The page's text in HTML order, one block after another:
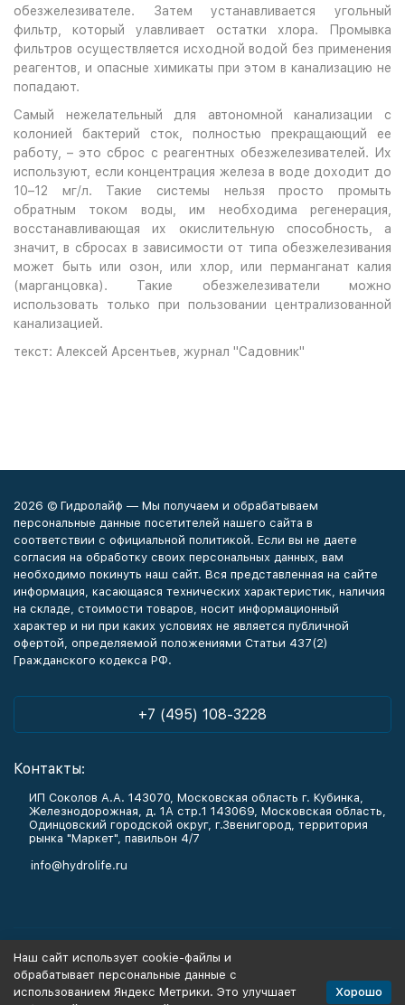
обезжелезивателе. Затем устанавливается угольный
фильтр, который улавливает остатки хлора. Промывка
фильтров осуществляется исходной водой без применения
реагентов, и опасные химикаты при этом в канализацию не
попадают.
Самый нежелательный для автономной канализации с
колонией бактерий сток, полностью прекращающий ее
работу, – это сброс с реагентных обезжелезивателей. Их
используют, если концентрация железа в воде доходит до
10–12 мг/л. Такие системы нельзя просто промыть
обратным током воды, им необходима регенерация,
восстанавливающая их окислительную способность, а
значит, в сбросах в зависимости от типа обезжелезивания
может быть или озон, или хлор, или перманганат калия
(марганцовка). Такие обезжелезиватели можно
использовать только при пользовании централизованной
канализацией.
текст: Алексей Арсентьев, журнал "Садовник"
2026 © Гидролайф — Мы получаем и обрабатываем
персональные данные посетителей нашего сайта в
соответствии с официальной политикой. Если вы не даете
согласия на обработку своих персональных данных, вам
необходимо покинуть наш сайт. Вся представленная на сайте
информация, касающаяся технических характеристик, наличия
на складе, стоимости товаров, носит информационный
характер и ни при каких условиях не является публичной
офертой, определяемой положениями Статьи 437(2)
Гражданского кодекса РФ.
+7 (495) 108-3228
Контакты:
ИП Соколов А.А. 143070, Московская область г. Кубинка,
Железнодорожная, д. 1А стр.1 143069, Московская область,
Одинцовский городской округ, г.Звенигород, территория
рынка "Маркет", павильон 4/7
info@hydrolife.ru
Информация
Наш сайт использует cookie-файлы и
обрабатывает персональные данные с
использованием Яндекс Метрики. Это улучшает
Хорошо